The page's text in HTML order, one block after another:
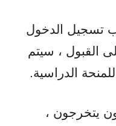
تسجيل الدخول
القبول ، سيتم
الدراسية.
يتخرجون ،